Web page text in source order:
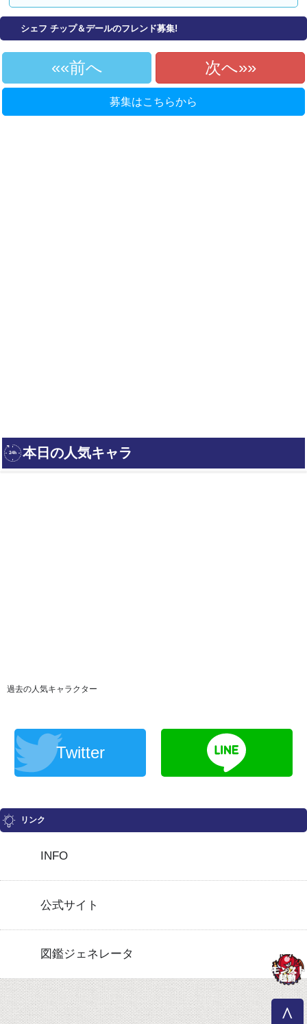
シェフ チップ＆デールのフレンド募集!
«前へ 次へ»
募集はこちらから
過去の人気キャラクター
Twitter
リンク
INFO
公式サイト
図鑑ジェネレータ